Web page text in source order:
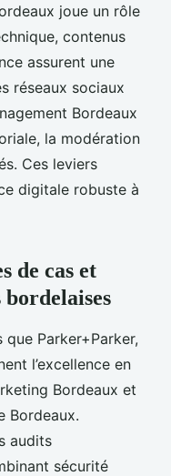
joue un rôle
contenus
assurent une
réseaux sociaux
Bordeaux
la modération
Ces leviers
digitale robuste à
de cas et
bordelaises
Parker+Parker,
l’excellence en
Bordeaux et
Bordeaux.
audits
sécurité